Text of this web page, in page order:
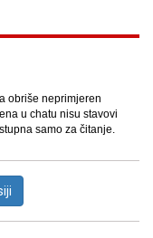
obriše neprimjeren
u chatu nisu stavovi
samo za čitanje.